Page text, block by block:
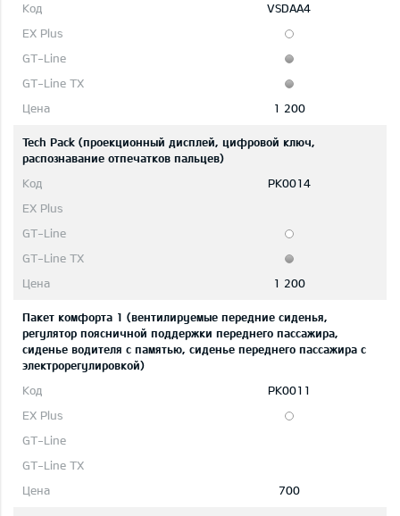
VSDAA4
1 200
Tech Pack (проекционный дисплей, цифровой ключ,
распознавание отпечатков пальцев)
PK0014
1 200
Пакет комфорта 1 (вентилируемые передние сиденья,
регулятор поясничной поддержки переднего пассажира,
сиденье водителя с памятью, сиденье переднего пассажира с
электрорегулировкой)
PK0011
700